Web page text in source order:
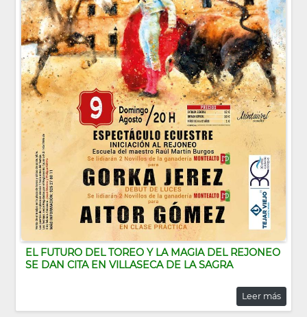
EL FUTURO DEL TOREO Y LA MAGIA DEL REJONEO
SE DAN CITA EN VILLASECA DE LA SAGRA
Leer más